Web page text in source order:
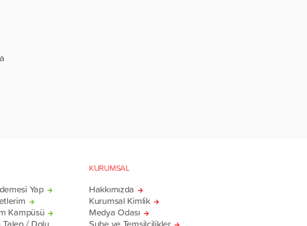
Yap
Kampüsü
KURUMSAL
Hakkımızda
Kurumsal Kimlik
Medya Odası